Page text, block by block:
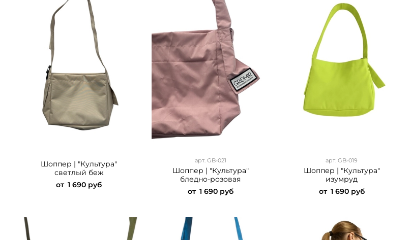
Шоппер | "Культура"
светлый беж
от 1 690 руб
арт. GB-021
Шоппер | "Культура"
бледно-розовая
от 1 690 руб
арт.GB-019
Шоппер | "Культура"
изумруд
от 1 690 руб